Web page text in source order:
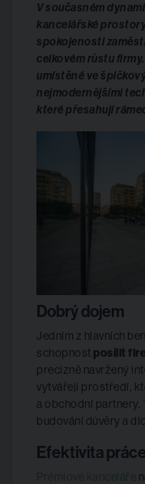
V současném
kancelářské
spokojenosti
celkovém růstu
umístěné ve
nejmodernějšími
které přesahují
Dobrý dojem
Jedním z hlavních
schopnost posílit
precizně navržený
vytvářejí prostředí,
a obchodní
budování důvěry a
Efektivita